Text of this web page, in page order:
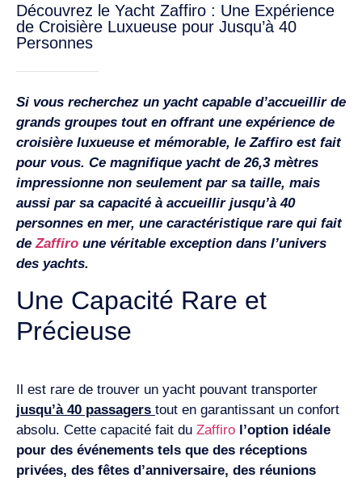
Découvrez le Yacht Zaffiro : Une Expérience
de Croisière Luxueuse pour Jusqu’à 40
Personnes
Si vous recherchez un yacht capable d’accueillir de
grands groupes tout en offrant une expérience de
croisière luxueuse et mémorable, le Zaffiro est fait
pour vous. Ce magnifique yacht de 26,3 mètres
impressionne non seulement par sa taille, mais
aussi par sa capacité à accueillir jusqu’à 40
personnes en mer, une caractéristique rare qui fait
de Zaffiro une véritable exception dans l’univers
des yachts.
Une Capacité Rare et
Précieuse
Il est rare de trouver un yacht pouvant transporter
jusqu’à 40 passagers tout en garantissant un confort
absolu. Cette capacité fait du Zaffiro l’option idéale
pour des événements tels que des réceptions
privées, des fêtes d’anniversaire, des réunions